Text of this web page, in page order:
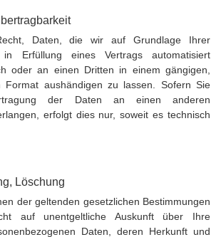
Daten, die wir auf Grundlage Ihrer
in Erfüllung eines Vertrags automatisiert
oder an einen Dritten in einem gängigen,
Format aushändigen zu lassen. Sofern Sie
der Daten an einen anderen
erfolgt dies nur, soweit es technisch
Löschung
der geltenden gesetzlichen Bestimmungen
auf unentgeltliche Auskunft über Ihre
Daten, deren Herkunft und